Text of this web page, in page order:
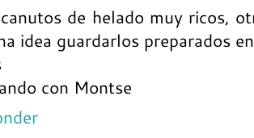
de helado muy ricos,
idea guardarlos preparados
con Montse